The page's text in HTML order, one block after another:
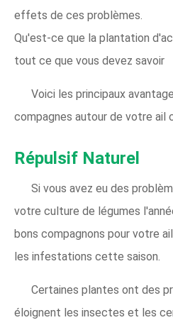
effets de ces problèmes.
Qu'est-ce que la plantation
tout ce que vous devez savoir
Voici les principaux
compagnes autour de votre ail
Répulsif Naturel
Si vous avez eu des
votre culture de légumes
bons compagnons pour votre
les infestations cette saison.
Certaines plantes ont des
éloignent les insectes et les